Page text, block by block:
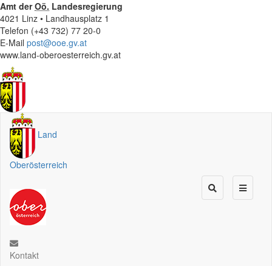
Amt derOö. Landesregierung
4021 Linz • Landhausplatz 1
Telefon (+43 732) 77 20-0
E-Mail post@ooe.gv.at
www.land-oberoesterreich.gv.at
Land
Oberösterreich
Kontakt